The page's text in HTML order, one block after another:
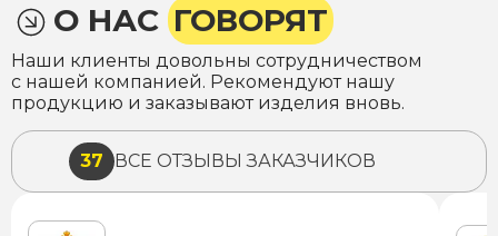
О НАС ГОВОРЯТ
Наши клиенты довольны сотрудничеством
с нашей компанией. Рекомендуют нашу
продукцию и заказывают изделия вновь.
37 ВСЕ ОТЗЫВЫ ЗАКАЗЧИКОВ